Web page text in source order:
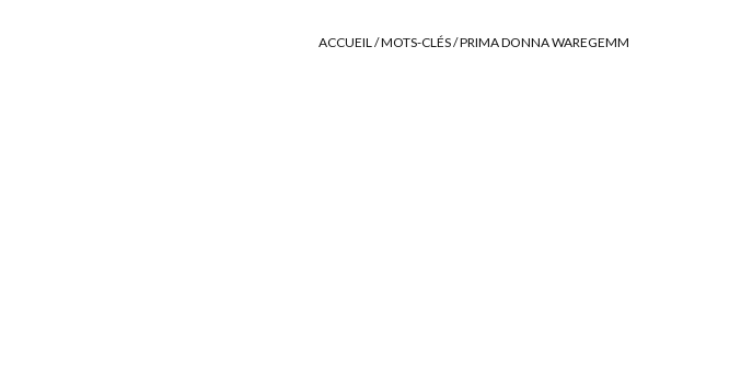
ACCUEIL/MOTS-CLÉS/PRIMA DONNA WAREGEMM